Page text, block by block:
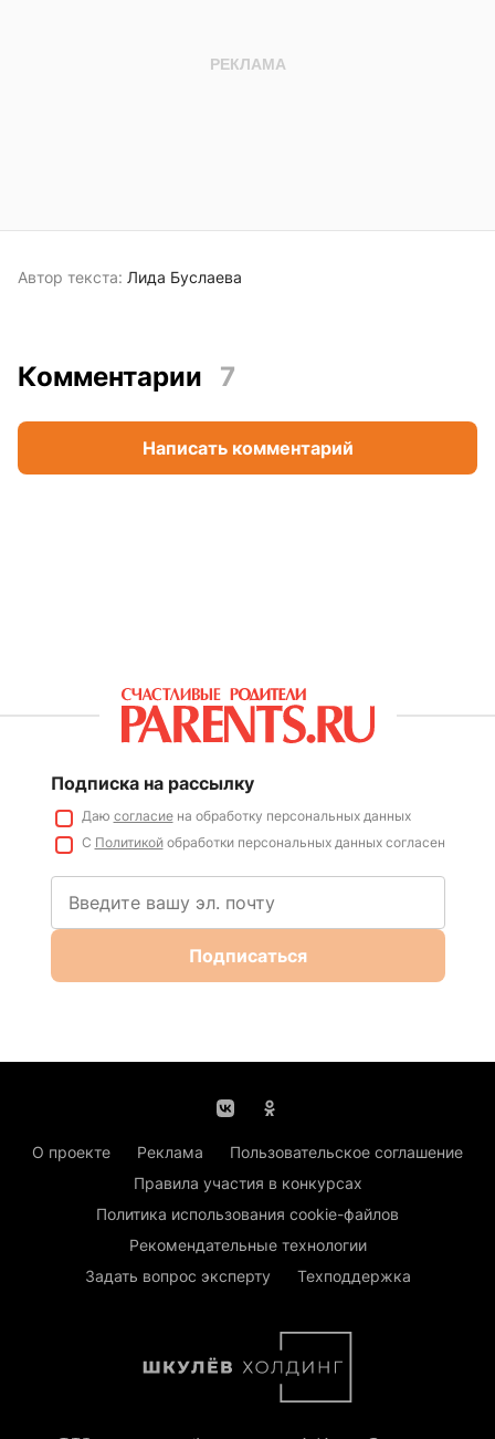
Автор текста: Лида Буслаева
Комментарии 7
Написать комментарий
Подписка на рассылку
Даю согласиена обработку персональных данных
С Политикойобработки персональных данных согласен
Подписаться
О проекте Реклама
Пользовательское соглашение
Правила участия в конкурсах
Политика использования cookie-файлов
Рекомендательные технологии
Задать вопрос эксперту
Техподдержка